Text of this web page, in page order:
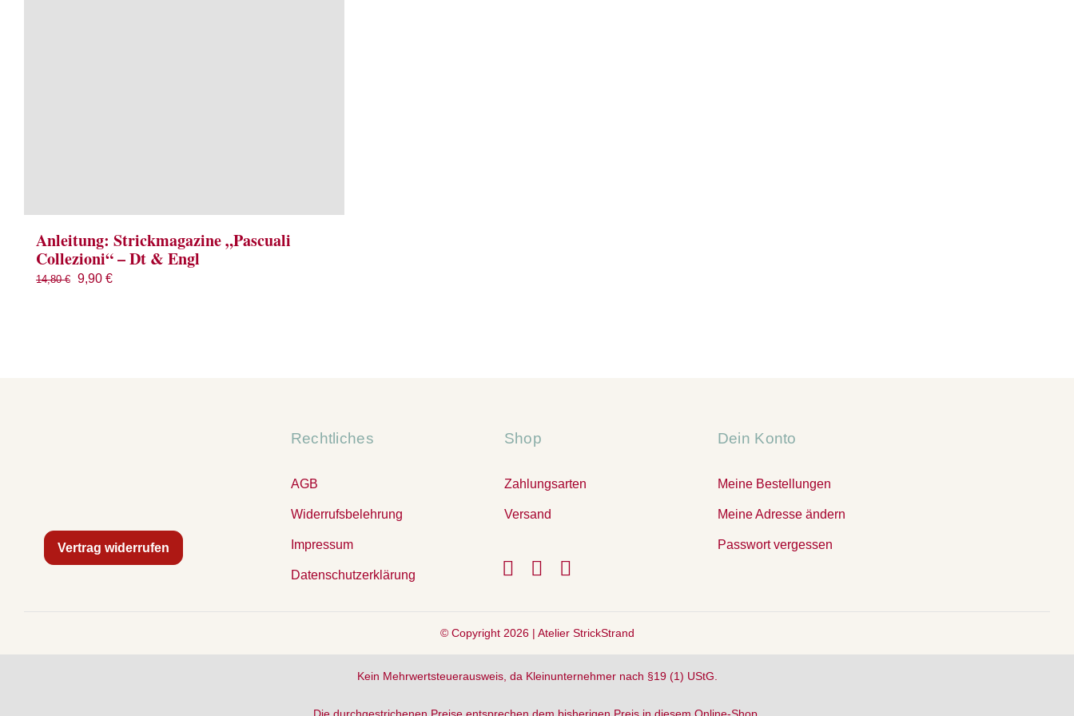
Anleitung: Strickmagazine „Pascuali
Collezioni“ – Dt & Engl
14,80€ Ursprünglicher
9,90 €Aktueller
Vertrag widerrufen
Rechtliches
AGB
Widerrufsbelehrung
Impressum
Datenschutzerklärung
Shop
Zahlungsarten
Versand
Dein Konto
Meine Bestellungen
Meine Adresse ändern
Passwort vergessen
© Copyright 2026 | Atelier StrickStrand
Kein Mehrwertsteuerausweis, da Kleinunternehmer nach §19 (1) UStG.